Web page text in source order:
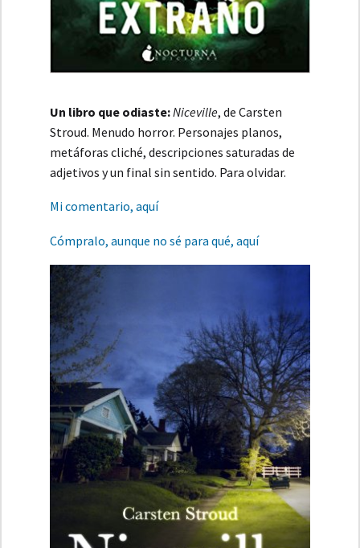
Un libro que odiaste:Niceville, de Carsten
Stroud. Menudo horror. Personajes planos,
metáforas cliché, descripciones saturadas de
adjetivos y un final sin sentido. Para olvidar.
Mi comentario, aquí
Cómpralo, aunque no sé para qué, aquí